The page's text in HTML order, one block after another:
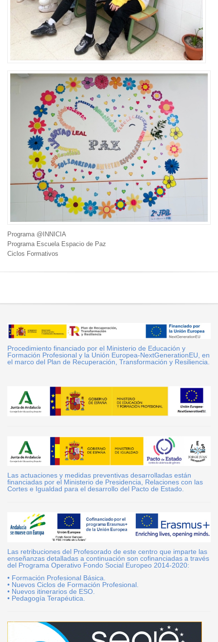
Programa @INNICIA
Programa Escuela Espacio de Paz
Ciclos Formativos
Procedimiento financiado por el Ministerio de Educación y
Formación Profesional y la Unión Europea-NextGenerationEU, en
el marco del Plan de Recuperación, Transformación y Resiliencia.
Las actuaciones y medidas preventivas desarrolladas están
financiadas por el Ministerio de Presidencia, Relaciones con las
Cortes e Igualdad para el desarrollo del Pacto de Estado.
Las retribuciones del Profesorado de este centro que imparte las
enseñanzas detalladas a continuación son cofinanciadas a través
del Programa Operativo Fondo Social Europeo 2014-2020:
• Formación Profesional Básica.
• Nuevos Ciclos de Formación Profesional.
• Nuevos itinerarios de ESO.
• Pedagogía Terapéutica.